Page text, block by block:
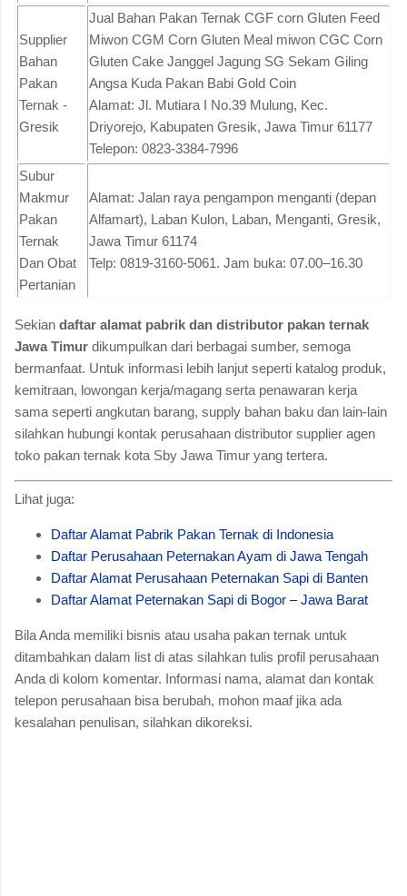
Supplier
Bahan
Pakan
Ternak -
Gresik
Jual Bahan Pakan Ternak CGF corn Gluten Feed
Miwon CGM Corn Gluten Meal miwon CGC Corn
Gluten Cake Janggel Jagung SG Sekam Giling
Angsa Kuda Pakan Babi Gold Coin
Alamat: Jl. Mutiara I No.39 Mulung, Kec.
Driyorejo, Kabupaten Gresik, Jawa Timur 61177
Telepon: 0823-3384-7996
Subur
Makmur
Pakan
Ternak
Dan Obat
Pertanian
Alamat: Jalan raya pengampon menganti (depan
Alfamart), Laban Kulon, Laban, Menganti, Gresik,
Jawa Timur 61174
Telp: 0819-3160-5061. Jam buka: 07.00–16.30
Sekian daftar alamat pabrik dan distributor pakan ternak
Jawa Timur dikumpulkan dari berbagai sumber, semoga
bermanfaat. Untuk informasi lebih lanjut seperti katalog produk,
kemitraan, lowongan kerja/magang serta penawaran kerja
sama seperti angkutan barang, supply bahan baku dan lain-lain
silahkan hubungi kontak perusahaan distributor supplier agen
toko pakan ternak kota Sby Jawa Timur yang tertera.
Lihat juga:
Daftar Alamat Pabrik Pakan Ternak di Indonesia
Daftar Perusahaan Peternakan Ayam di Jawa Tengah
Daftar Alamat Perusahaan Peternakan Sapi di Banten
Daftar Alamat Peternakan Sapi di Bogor – Jawa Barat
Bila Anda memiliki bisnis atau usaha pakan ternak untuk
ditambahkan dalam list di atas silahkan tulis profil perusahaan
Anda di kolom komentar. Informasi nama, alamat dan kontak
telepon perusahaan bisa berubah, mohon maaf jika ada
kesalahan penulisan, silahkan dikoreksi.